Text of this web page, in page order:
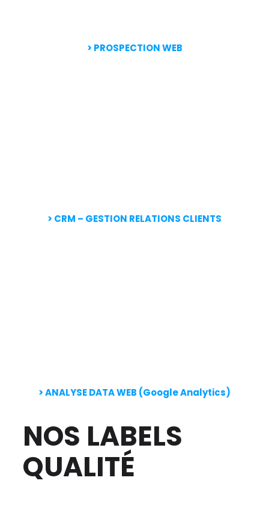
> PROSPECTION WEB
> CRM – GESTION RELATIONS CLIENTS
> ANALYSE DATA WEB (Google Analytics)
NOS LABELS
QUALITÉ